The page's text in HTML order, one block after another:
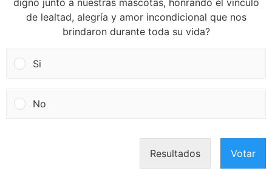
digno junto a nuestras mascotas, honrando el vínculo
de lealtad, alegría y amor incondicional que nos
brindaron durante toda su vida?
Si
No
Resultados Votar